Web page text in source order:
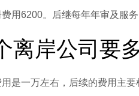
用6200。后继每年年审及服务
离岸公司要
是一万左右，后续的费用主要